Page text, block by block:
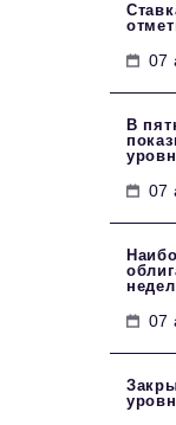
07
В
07
07